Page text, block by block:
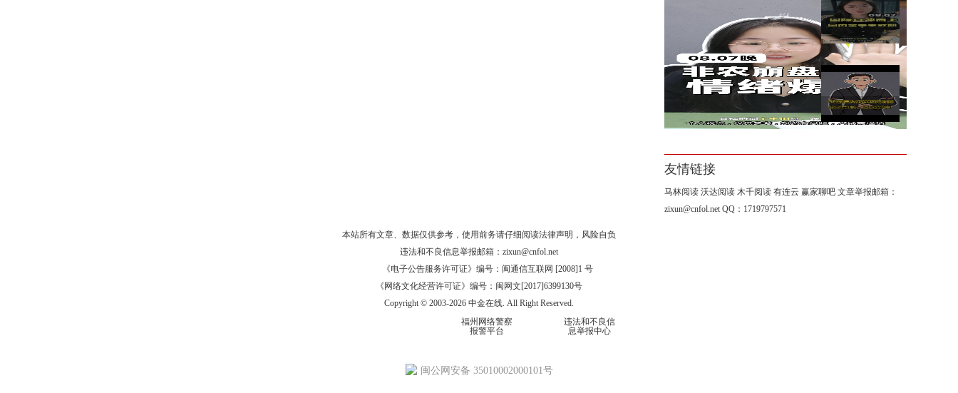
你看涨还是看跌？
【南篱】黄金想涨要注意
杨山海：8月非农进入倒计时阶
段！
友情链接
马林阅读 沃达阅读 木千阅读 有连云 赢家聊吧 文章举报邮箱：
zixun@cnfol.net QQ：1719797571
本站所有文章、数据仅供参考，使用前务请仔细阅读法律声明 ，风险自负
违法和不良信息举报邮箱： zixun@cnfol.net
《电子公告服务许可证》编号：闽通信互联网 [2008]1 号
《网络文化经营许可证》编号：闽网文[2017]6399130号
Copyright © 2003-2026 中金在线. All Right Reserved.
福州网络警察
报警平台
违法和不良信
息举报中心
闽公网安备 35010002000101号